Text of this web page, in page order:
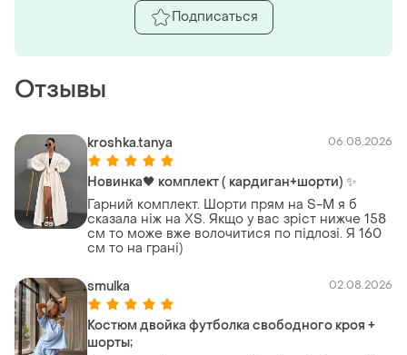
Отзывы
kroshka.tanya 06.08.2026
Новинка🖤 комплект ( кардиган+шорти) ✨
Гарний комплект. Шорти прям на S-M я б
сказала ніж на XS. Якщо у вас зріст нижче 158
см то може вже волочитися по підлозі. Я 160
см то на грані)
smulka 02.08.2026
Костюм двойка футболка свободного кроя +
шорты;
Подписаться